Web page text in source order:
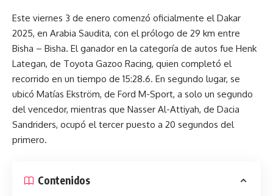
Este viernes 3 de enero comenzó oficialmente el Dakar
2025, en Arabia Saudita, con el prólogo de 29 km entre
Bisha – Bisha. El ganador en la categoría de autos fue Henk
Lategan, de Toyota Gazoo Racing, quien completó el
recorrido en un tiempo de 15:28.6. En segundo lugar, se
ubicó Matías Ekström, de Ford M-Sport, a solo un segundo
del vencedor, mientras que Nasser Al-Attiyah, de Dacia
Sandriders, ocupó el tercer puesto a 20 segundos del
primero.
Contenidos